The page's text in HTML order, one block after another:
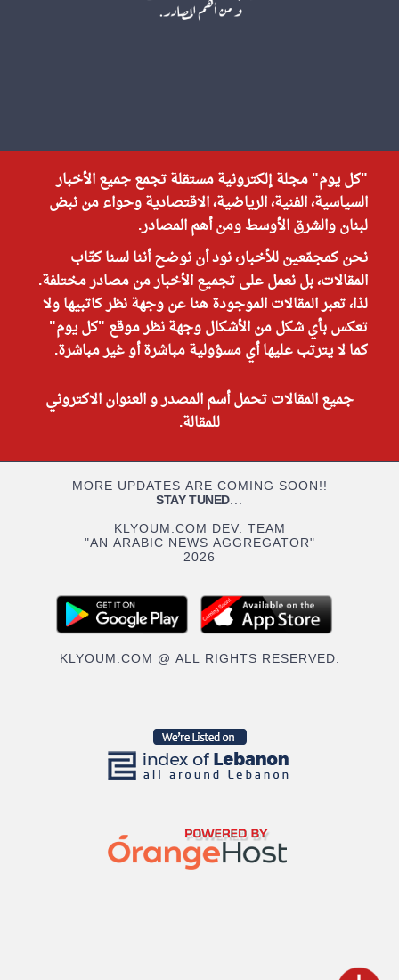
"كل يوم" مجلة إلكترونية مستقلة تجمع جميع الأخبار
السياسية، الفنية، الرياضية، الاقتصادية وحواء من نبض
لبنان والشرق الأوسط ومن أهم المصادر.
نحن كمجمّعين للأخبار، نود أن نوضح أننا لسنا كتّاب
المقالات، بل نعمل على تجميع الأخبار من مصادر مختلفة.
لذا، تعبر المقالات الموجودة هنا عن وجهة نظر كاتبيها ولا
تعكس بأي شكل من الأشكال وجهة نظر موقع "كل يوم"
كما لا يترتب عليها أي مسؤولية مباشرة أو غير مباشرة.
جميع المقالات تحمل أسم المصدر و العنوان الاكتروني
للمقالة.
MORE UPDATES ARE COMING SOON!!
STAY TUNED...
KLYOUM.COM DEV. TEAM
"AN ARABIC NEWS AGGREGATOR"
2026
KLYOUM.COM @ ALL RIGHTS RESERVED.